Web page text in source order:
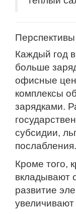
Каждый год
больше
офисные
комплексы
зарядками.
субсидии,
послабления.
Кроме того,
вкладывают
развитие